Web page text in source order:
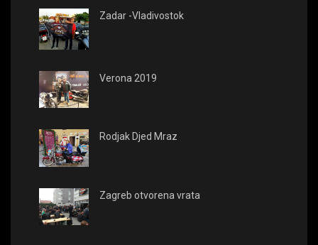
Zadar -Vladivostok
Verona 2019
Rodjak Djed Mraz
Zagreb otvorena vrata